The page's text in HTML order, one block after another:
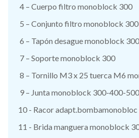
4 – Cuerpo filtro monoblock 300
5 – Conjunto filtro monoblock 300
6 – Tapón desague monoblock 300
7 – Soporte monoblock 300
8 – Tornillo M3 x 25 tuerca M6
9 – Junta monoblock 300-400-500
10 - Racor
11 - Brida manguera monoblock